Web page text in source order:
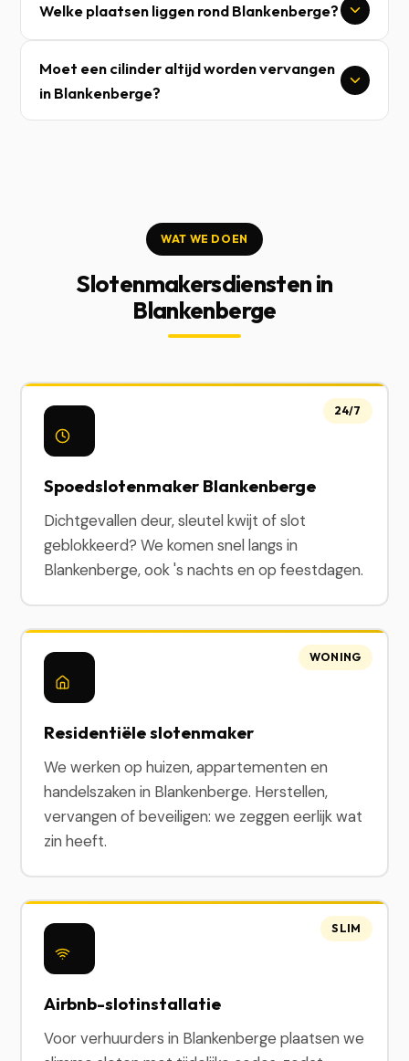
Welke plaatsen liggen rond Blankenberge?
Moet een cilinder altijd worden vervangen
in Blankenberge?
WAT WE DOEN
Slotenmakersdiensten in
Blankenberge
Spoedslotenmaker Blankenberge
Dichtgevallen deur, sleutel kwijt of slot
geblokkeerd? We komen snel langs in
Blankenberge, ook 's nachts en op feestdagen.
24/7
Residentiële slotenmaker
We werken op huizen, appartementen en
handelszaken in Blankenberge. Herstellen,
vervangen of beveiligen: we zeggen eerlijk wat
zin heeft.
WONING
Airbnb-slotinstallatie
Voor verhuurders in Blankenberge plaatsen we
SLIM